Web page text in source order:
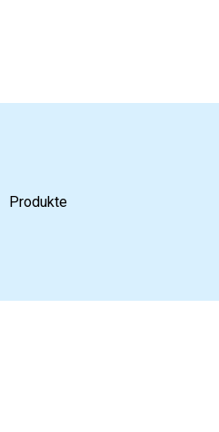
Produkte